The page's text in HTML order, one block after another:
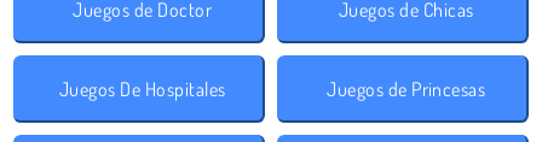
Juegos de Doctor Juegos de Chicas
Juegos De Hospitales Juegos de Princesas